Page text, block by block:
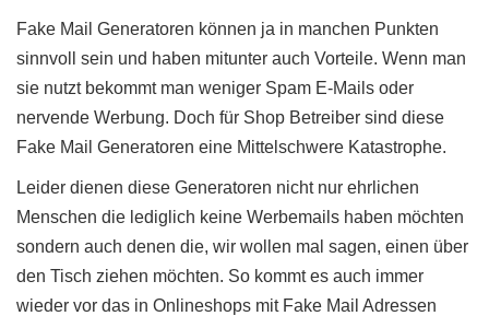
Fake Mail Generatoren können ja in manchen Punkten
sinnvoll sein und haben mitunter auch Vorteile. Wenn man
sie nutzt bekommt man weniger Spam E-Mails oder
nervende Werbung. Doch für Shop Betreiber sind diese
Fake Mail Generatoren eine Mittelschwere Katastrophe.
Leider dienen diese Generatoren nicht nur ehrlichen
Menschen die lediglich keine Werbemails haben möchten
sondern auch denen die, wir wollen mal sagen, einen über
den Tisch ziehen möchten. So kommt es auch immer
wieder vor das in Onlineshops mit Fake Mail Adressen